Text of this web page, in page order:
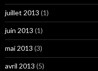
juillet 2013 (1)
juin 2013 (1)
mai 2013 (3)
avril 2013 (5)